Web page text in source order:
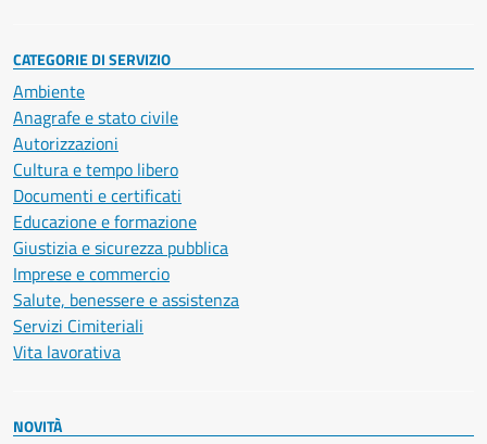
CATEGORIE DI SERVIZIO
Ambiente
Anagrafe e stato civile
Autorizzazioni
Cultura e tempo libero
Documenti e certificati
Educazione e formazione
Giustizia e sicurezza pubblica
Imprese e commercio
Salute, benessere e assistenza
Servizi Cimiteriali
Vita lavorativa
NOVITÀ